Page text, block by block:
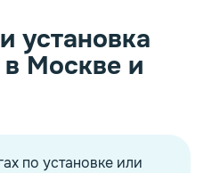
установка
Москве и
по установке или